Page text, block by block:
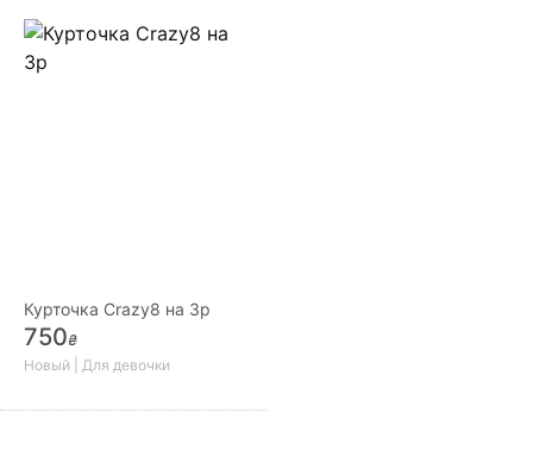
Курточка Crazy8 на 3р
750₴
Новый | Для девочки